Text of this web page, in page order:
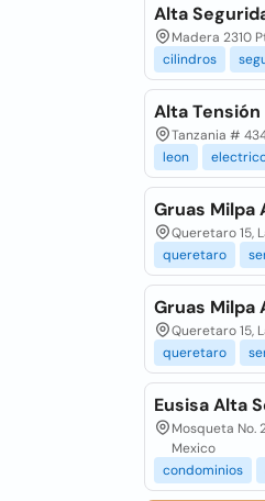
Alta
Madera 2310
cilindros
Alta Tensión
Tanzania #
leon
Gruas Milpa
Queretaro 15,
queretaro
Gruas Milpa
Queretaro 15,
queretaro
Eusisa Alta
Mosqueta No.
Mexico
condominios